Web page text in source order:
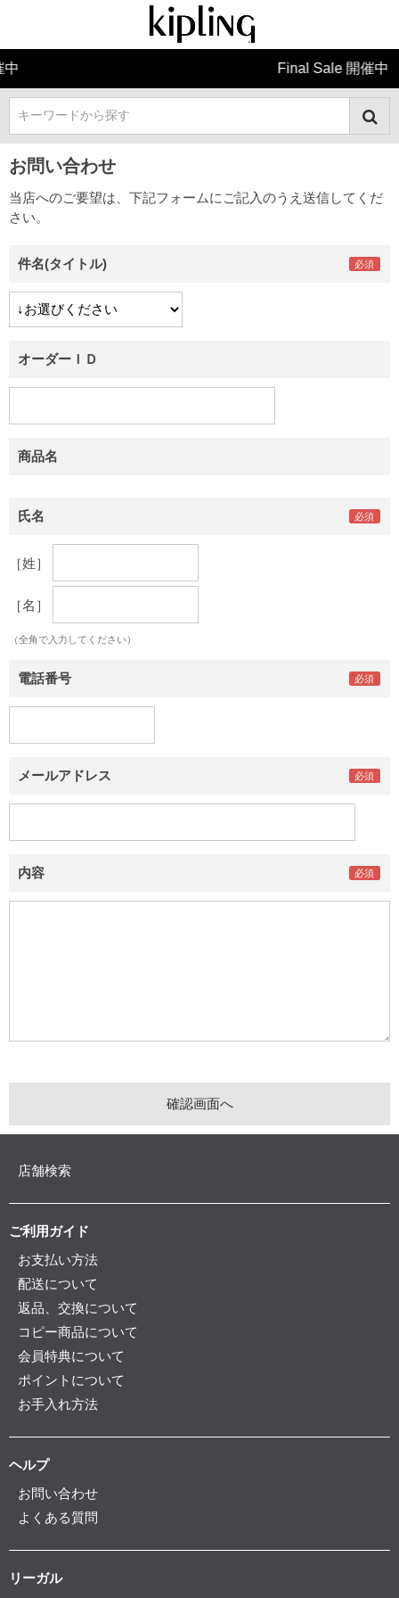
Final Sale 開催中
キーワードから探す
お問い合わせ
当店へのご要望は、下記フォームにご記入のうえ送信してくだ
さい。
件名(タイトル)
オーダーＩＤ
商品名
氏名
［姓］
［名］
（全角で入力してください）
電話番号
メールアドレス
内容
店舗検索
ご利用ガイド
お支払い方法
配送について
返品、交換について
コピー商品について
会員特典について
ポイントについて
お手入れ方法
ヘルプ
お問い合わせ
よくある質問
リーガル